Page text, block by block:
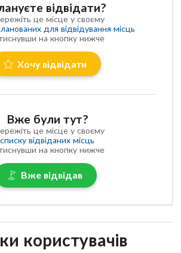
відвідати?
це місце у своєму
для відвідування місць
на кнопку нижче
Хочу відвідати
Вже були тут?
це місце у своєму
списку відвіданих місць
на кнопку нижче
Вже відвідав
користувачів